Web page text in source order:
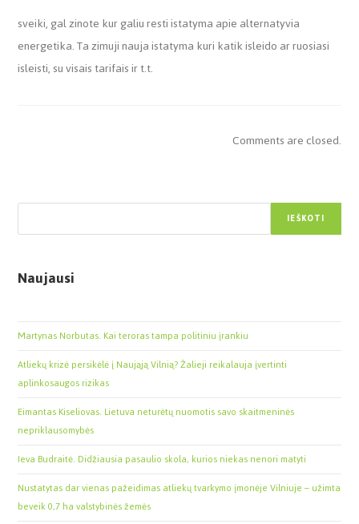
sveiki, gal zinote kur galiu resti istatyma apie alternatyvia
energetika. Ta zimuji nauja istatyma kuri katik isleido ar ruosiasi
isleisti, su visais tarifais ir t.t.
Comments are closed.
IEŠKOTI
Naujausi
Martynas Norbutas. Kai teroras tampa politiniu įrankiu
Atliekų krizė persikėlė į Naująją Vilnią? Žalieji reikalauja įvertinti
aplinkosaugos rizikas
Eimantas Kiseliovas. Lietuva neturėtų nuomotis savo skaitmeninės
nepriklausomybės
Ieva Budraitė. Didžiausia pasaulio skola, kurios niekas nenori matyti
Nustatytas dar vienas pažeidimas atliekų tvarkymo įmonėje Vilniuje – užimta
beveik 0,7 ha valstybinės žemės